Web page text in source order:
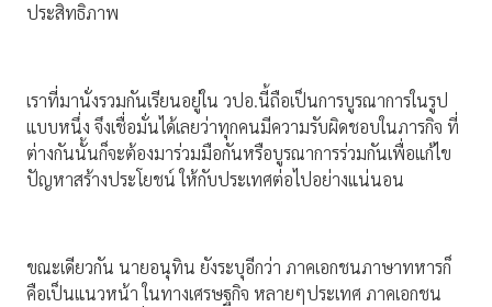
ประสิทธิภาพ
เราที่มานั่งรวมกันเรียนอยู่ใน วปอ.นี้ถือเป็นการบูรณาการในรูป
แบบหนึ่ง จึงเชื่อมั่นได้เลยว่าทุกคนมีความรับผิดชอบในภารกิจ ที่
ต่างกันนั้นก็จะต้องมาร่วมมือกันหรือบูรณาการร่วมกันเพื่อแก้ไข
ปัญหาสร้างประโยชน์ ให้กับประเทศต่อไปอย่างแน่นอน
ขณะเดียวกัน นายอนุทิน ยังระบุอีกว่า ภาคเอกชนภาษาทหารก็
คือเป็นแนวหน้า ในทางเศรษฐกิจ หลายๆประเทศ ภาคเอกชน